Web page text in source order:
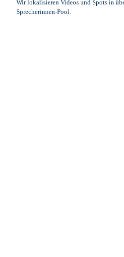
Wir lokalisieren Videos und Spots in
Sprecherinnen-Pool.